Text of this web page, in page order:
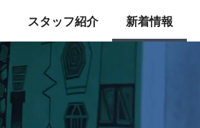
スタッフ紹介 新着情報